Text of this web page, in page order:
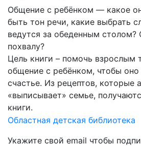
Общение с ребёнком — какое
быть тон речи, какие выбрать
ведутся за обеденным
похвалу?
Цель книги – помочь взрослым
общение с ребёнком, чтобы оно
счастье. Из рецептов, которые
«выписывает» семье,
книги.
Областная детская библиотека
Укажите свой email чтобы